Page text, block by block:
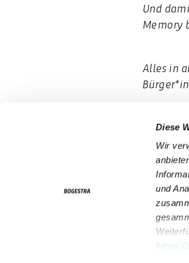
Diese
Wir
und
Und
Memory
Alles in
Fahrplan
Tickets &
Kontakt